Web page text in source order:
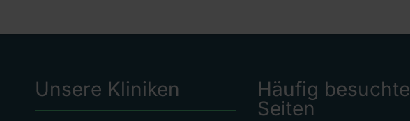
Unsere Kliniken
Häufig besuchte
Seiten